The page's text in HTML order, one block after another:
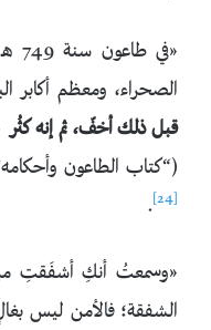
الصحراء، ومعظم أكابر
قبل ذلك أخفّ، ثم إنه كثُر
(“كتاب الطاعون وأحكامه”
[24]
.
«وسمعتُ أنكِ أشفَقتِ
الشفقة؛ فالأمن ليس